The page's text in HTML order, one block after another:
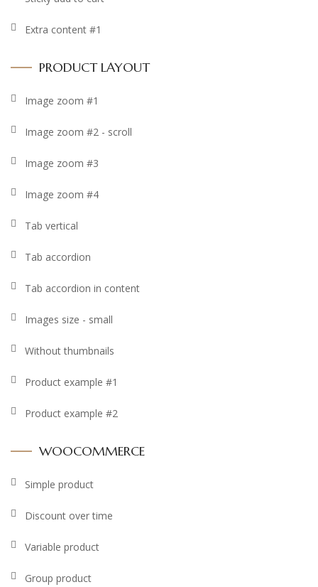
Extra content #1
PRODUCT LAYOUT
Image zoom #1
Image zoom #2 - scroll
Image zoom #3
Image zoom #4
Tab vertical
Tab accordion
Tab accordion in content
Images size - small
Without thumbnails
Product example #1
Product example #2
WOOCOMMERCE
Simple product
Discount over time
Variable product
Group product